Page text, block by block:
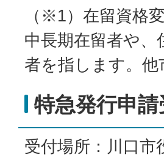
（※1）在留資格
中長期在留者や
者を指します。
特急発行申
受付場所：川口市